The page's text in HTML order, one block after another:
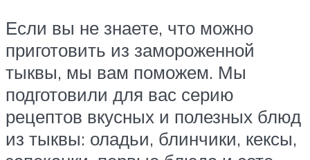
Если вы не знаете, что можно
приготовить из замороженной
тыквы, мы вам поможем. Мы
подготовили для вас серию
рецептов вкусных и полезных блюд
из тыквы: оладьи, блинчики, кексы,